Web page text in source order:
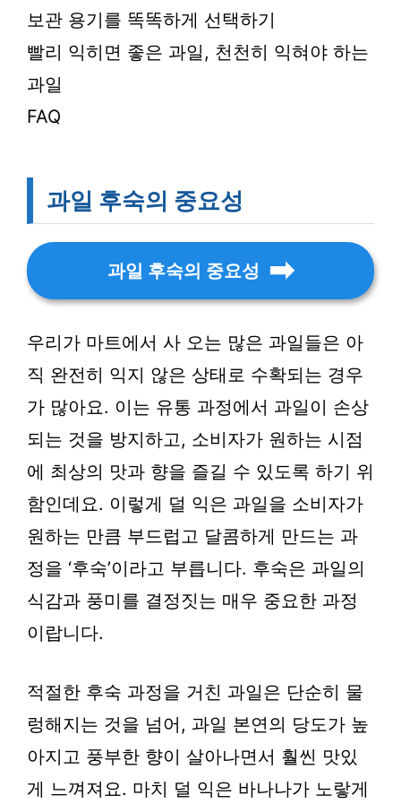
보관 용기를 똑똑하게 선택하기
빨리 익히면 좋은 과일, 천천히 익혀야 하는
과일
FAQ
과일 후숙의 중요성
과일 후숙의 중요성
우리가 마트에서 사 오는 많은 과일들은 아
직 완전히 익지 않은 상태로 수확되는 경우
가 많아요. 이는 유통 과정에서 과일이 손상
되는 것을 방지하고, 소비자가 원하는 시점
에 최상의 맛과 향을 즐길 수 있도록 하기 위
함인데요. 이렇게 덜 익은 과일을 소비자가
원하는 만큼 부드럽고 달콤하게 만드는 과
정을 ‘후숙’이라고 부릅니다. 후숙은 과일의
식감과 풍미를 결정짓는 매우 중요한 과정
이랍니다.
적절한 후숙 과정을 거친 과일은 단순히 물
렁해지는 것을 넘어, 과일 본연의 당도가 높
아지고 풍부한 향이 살아나면서 훨씬 맛있
게 느껴져요. 마치 덜 익은 바나나가 노랗게